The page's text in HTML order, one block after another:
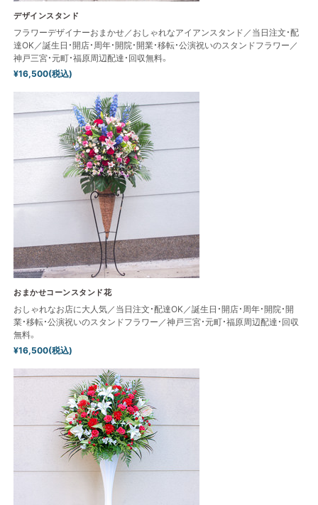
デザインスタンド
フラワーデザイナーおまかせ／おしゃれなアイアンスタンド／当日注文・配
達OK／誕生日・開店・周年・開院・開業・移転・公演祝いのスタンドフラワー／
神戸三宮・元町・福原周辺配達・回収無料。
¥16,500(税込)
おまかせコーンスタンド花
おしゃれなお店に大人気／当日注文・配達OK／誕生日・開店・周年・開院・開
業・移転・公演祝いのスタンドフラワー／神戸三宮・元町・福原周辺配達・回収
無料。
¥16,500(税込)